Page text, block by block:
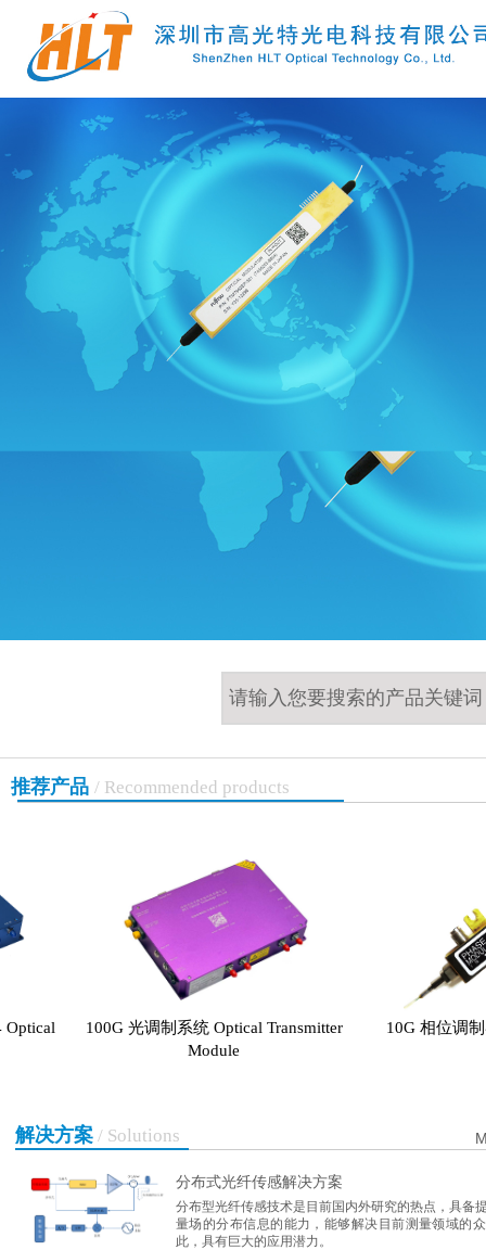
推荐产品 / Recommended products
100G 光调制系统 Optical Transmitter
Module
10G 相位调制
解决方案 / Solutions
分布式光纤传感解决方案
分布型光纤传感技术是目前国内外研究的热点，具备
量场的分布信息的能力，能够解决目前测量领域的
此，具有巨大的应用潜力。